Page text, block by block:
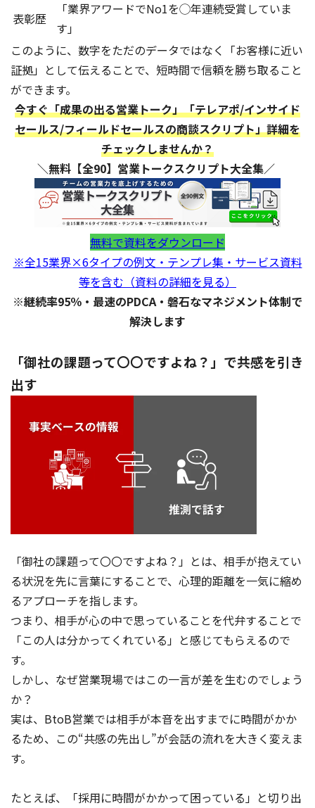
表彰歴
「業界アワードでNo1を◯年連続受賞していま
す」
このように、数字をただのデータではなく「お客様に近い
証拠」として伝えることで、短時間で信頼を勝ち取ること
ができます。
今すぐ「成果の出る営業トーク」「テレアポ/インサイド
セールス/フィールドセールスの商談スクリプト」詳細を
チェックしませんか？
＼無料【全90】営業トークスクリプト大全集／
無料で資料をダウンロード
※全15業界×6タイプの例文・テンプレ集・サービス資料
等を含む（資料の詳細を見る）
※継続率95％・最速のPDCA・磐石なマネジメント体制で
解決します
「御社の課題って〇〇ですよね？」で共感を引き
出す
「御社の課題って〇〇ですよね？」とは、相手が抱えてい
る状況を先に言葉にすることで、心理的距離を一気に縮め
るアプローチを指します。
つまり、相手が心の中で思っていることを代弁することで
「この人は分かってくれている」と感じてもらえるので
す。
しかし、なぜ営業現場ではこの一言が差を生むのでしょう
か？
実は、BtoB営業では相手が本音を出すまでに時間がかか
るため、この“共感の先出し”が会話の流れを大きく変えま
す。
たとえば、「採用に時間がかかって困っている」と切り出